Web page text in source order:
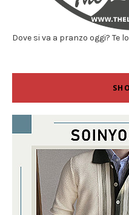
Dove si va a pranzo oggi? Te